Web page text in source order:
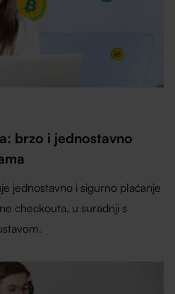
brzo i jednostavno
jednostavno i sigurno plaćanje
checkouta, u suradnji s